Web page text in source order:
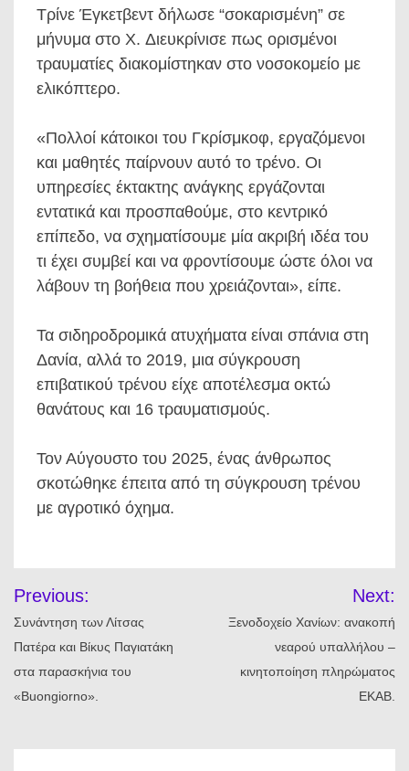
Τρίνε Έγκετβεντ δήλωσε “σοκαρισμένη” σε
μήνυμα στο X. Διευκρίνισε πως ορισμένοι
τραυματίες διακομίστηκαν στο νοσοκομείο με
ελικόπτερο.
«Πολλοί κάτοικοι του Γκρίσμκοφ, εργαζόμενοι
και μαθητές παίρνουν αυτό το τρένο. Οι
υπηρεσίες έκτακτης ανάγκης εργάζονται
εντατικά και προσπαθούμε, στο κεντρικό
επίπεδο, να σχηματίσουμε μία ακριβή ιδέα του
τι έχει συμβεί και να φροντίσουμε ώστε όλοι να
λάβουν τη βοήθεια που χρειάζονται», είπε.
Τα σιδηροδρομικά ατυχήματα είναι σπάνια στη
Δανία, αλλά το 2019, μια σύγκρουση
επιβατικού τρένου είχε αποτέλεσμα οκτώ
θανάτους και 16 τραυματισμούς.
Τον Αύγουστο του 2025, ένας άνθρωπος
σκοτώθηκε έπειτα από τη σύγκρουση τρένου
με αγροτικό όχημα.
άρθρων
Previous:
Συνάντηση των Λίτσας
Πατέρα και Βίκυς Παγιατάκη
στα παρασκήνια του
«Buongiorno».
Next:
Ξενοδοχείο Χανίων: ανακοπή
νεαρού υπαλλήλου –
κινητοποίηση πληρώματος
ΕΚΑΒ.